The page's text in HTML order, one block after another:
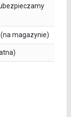
magazynie)